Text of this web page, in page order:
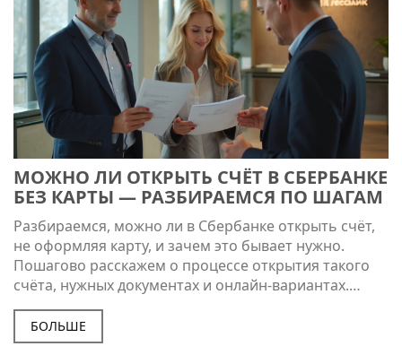
МОЖНО ЛИ ОТКРЫТЬ СЧЁТ В СБЕРБАНКЕ
БЕЗ КАРТЫ — РАЗБИРАЕМСЯ ПО ШАГАМ
Разбираемся, можно ли в Сбербанке открыть счёт,
не оформляя карту, и зачем это бывает нужно.
Пошагово расскажем о процессе открытия такого
счёта, нужных документах и онлайн-вариантах.
Укажем реальные советы, если сервис нужен для
хранения денег, переводов или накоплений.
Осветим плюсы и подводные камни такого
БОЛЬШЕ